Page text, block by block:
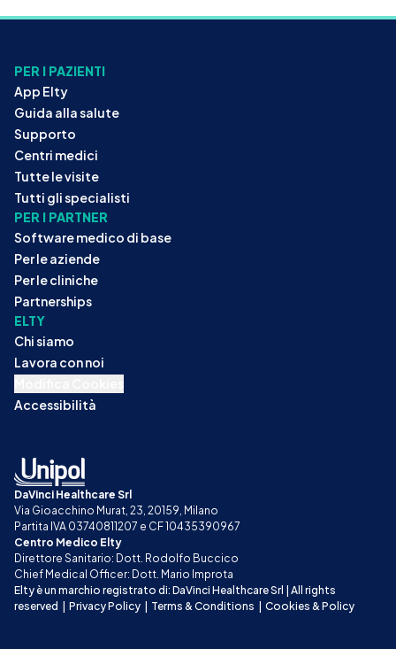
PER I PAZIENTI
App Elty
Guida alla salute
Supporto
Centri medici
Tutte le visite
Tutti gli specialisti
PER I PARTNER
Software medico di base
Per le aziende
Per le cliniche
Partnerships
ELTY
Chi siamo
Lavora con noi
Accessibilità
DaVinci Healthcare Srl
Via Gioacchino Murat, 23, 20159, Milano
Partita IVA 03740811207 e CF 10435390967
Centro Medico Elty
Direttore Sanitario: Dott. Rodolfo Buccico
Chief Medical Officer: Dott. Mario Improta
Elty è un marchio registrato di: DaVinci Healthcare Srl | All rights
reserved
Privacy Policy Terms & Conditions Cookies & Policy